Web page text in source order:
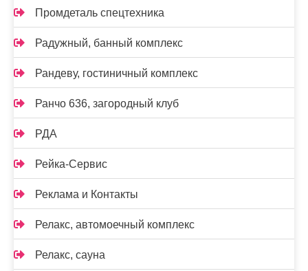
Промдеталь спецтехника
Радужный, банный комплекс
Рандеву, гостиничный комплекс
Ранчо 636, загородный клуб
РДА
Рейка-Сервис
Реклама и Контакты
Релакс, автомоечный комплекс
Релакс, сауна